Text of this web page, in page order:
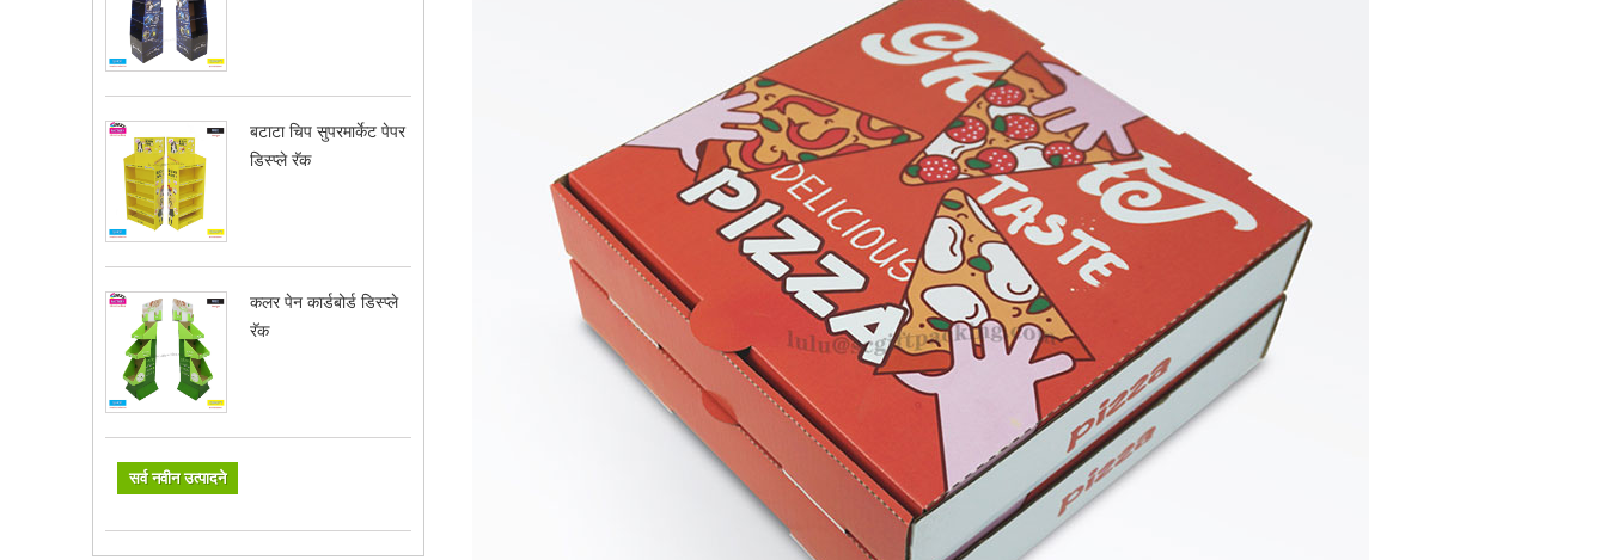
बटाटा चिप सुपरमार्केट पेपर
डिस्प्ले रॅक
कलर पेन कार्डबोर्ड डिस्प्ले
रॅक
सर्व नवीन उत्पादने